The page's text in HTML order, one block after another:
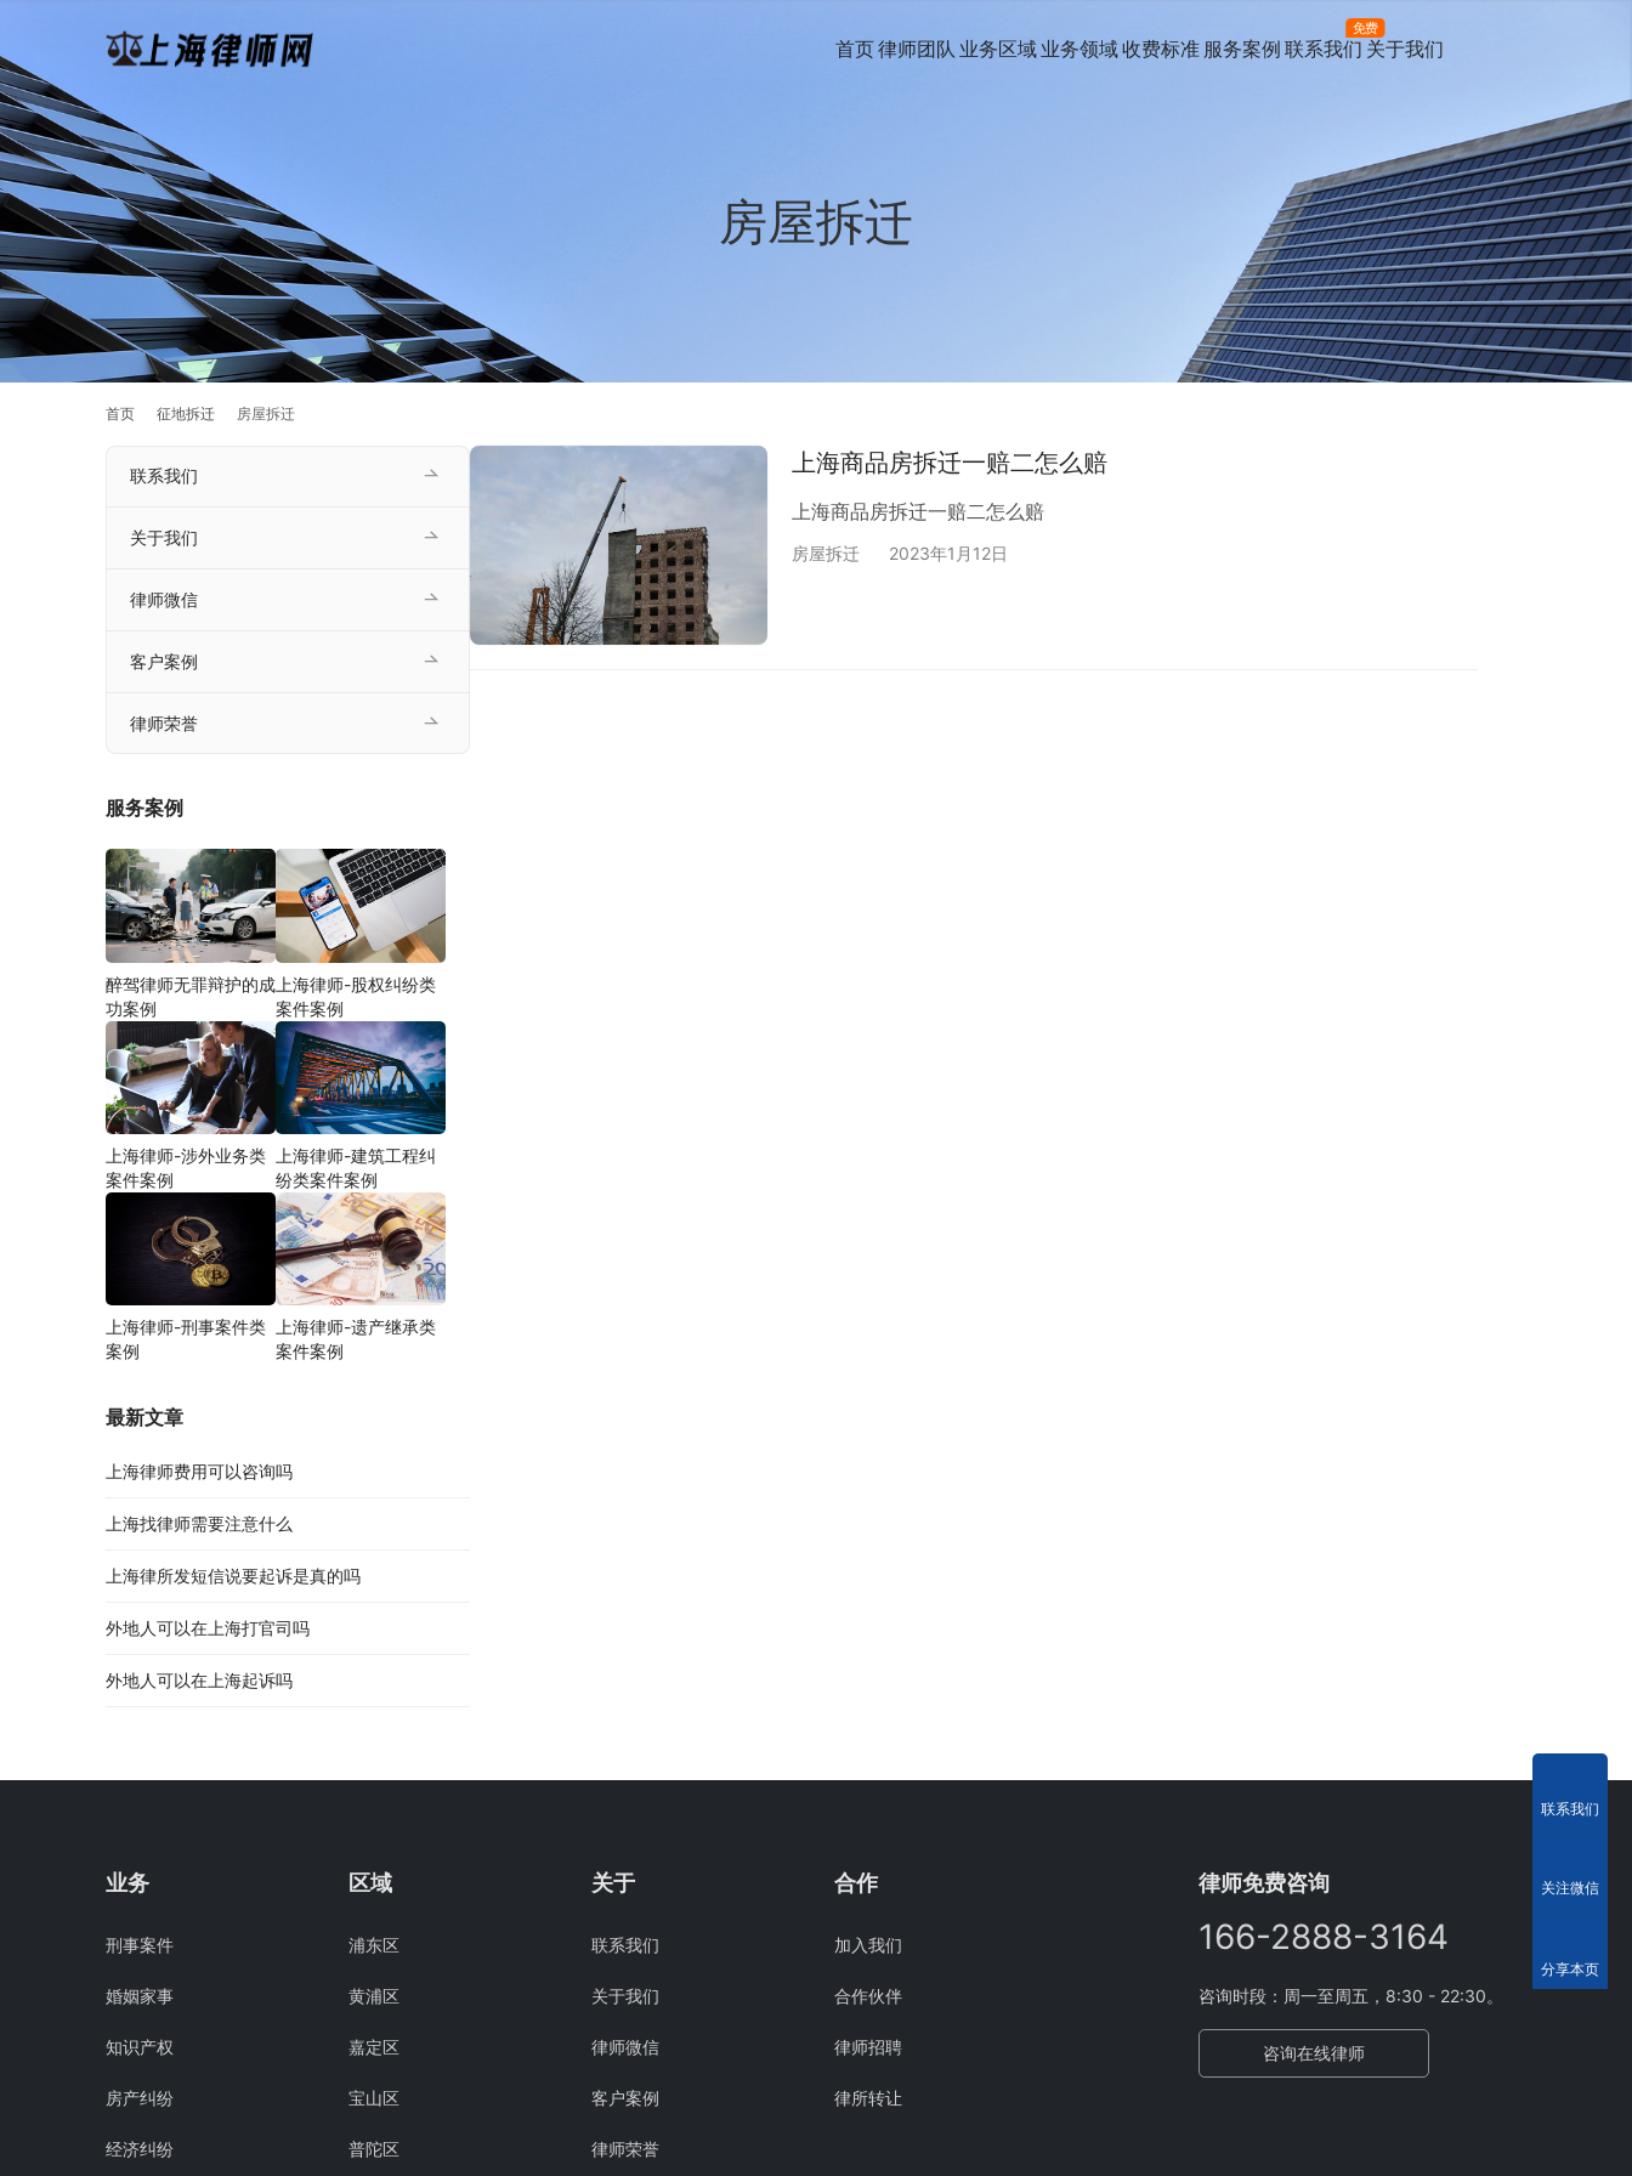
首页律师团队 业务区域 业务领域收费标准 服务案例 联系我们
免费
关于我们
房屋拆迁
首页 征地拆迁 房屋拆迁
上海商品房拆迁一赔二怎么赔
上海商品房拆迁一赔二怎么赔
房屋拆迁 2023年1月12日
联系我们
关于我们
律师微信
客户案例
律师荣誉
服务案例
醉驾律师无罪辩护的成
功案例
上海律师-股权纠纷类
案件案例
上海律师-涉外业务类
案件案例
上海律师-建筑工程纠
纷类案件案例
上海律师-刑事案件类
案例
上海律师-遗产继承类
案件案例
最新文章
上海律师费用可以咨询吗
上海找律师需要注意什么
上海律所发短信说要起诉是真的吗
外地人可以在上海打官司吗
外地人可以在上海起诉吗
业务
刑事案件
婚姻家事
知识产权
房产纠纷
经济纠纷
区域
浦东区
黄浦区
嘉定区
宝山区
普陀区
关于
联系我们
关于我们
律师微信
客户案例
律师荣誉
合作
加入我们
合作伙伴
律师招聘
律所转让
律师免费咨询
166-2888-3164
咨询时段：周一至周五，8:30 - 22:30。
咨询在线律师
联系我们
关注微信
分享本页